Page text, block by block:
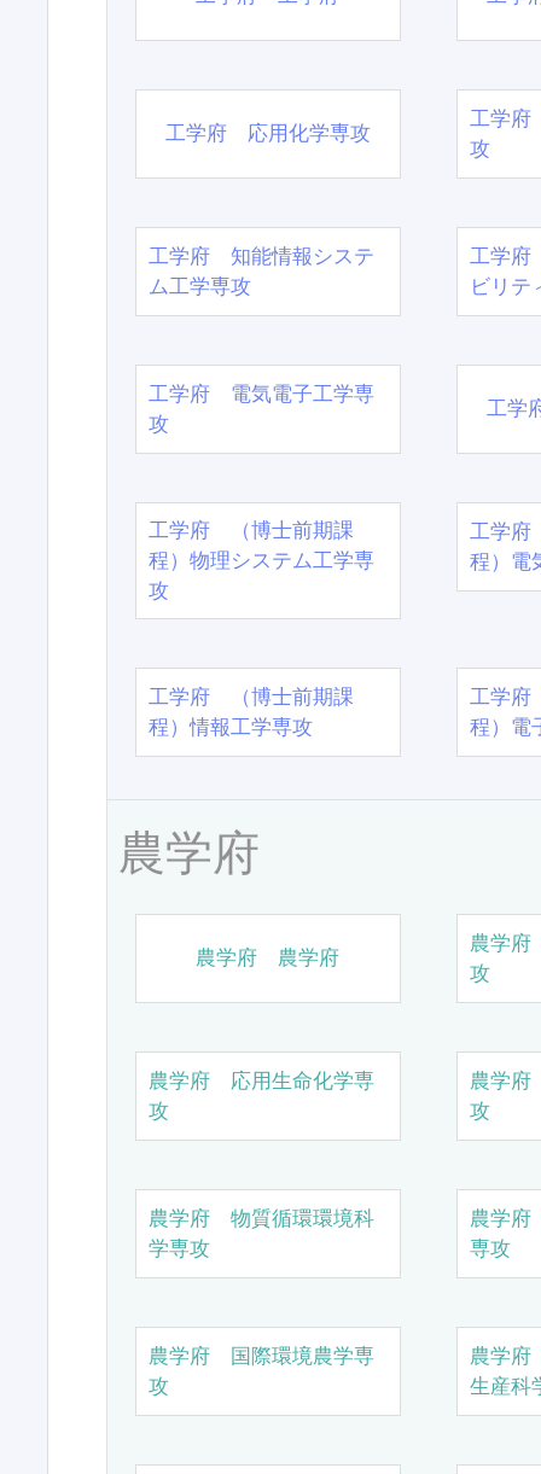
工学府 応用化学専攻
工学府
攻
工学府 知能情報システ
ム工学専攻
工学府
ビリテ
工学府 電気電子工学専
攻
工学
工学府 （博士前期課
程）物理システム工学専
攻
工学
程）電
工学府 （博士前期課
程）情報工学専攻
工学
程）電
農学府
農学府 農学府
農学
攻
農学府 応用生命化学専
攻
農学
攻
農学府 物質循環環境科
学専攻
農学
専攻
農学府 国際環境農学専
攻
農学
生産科